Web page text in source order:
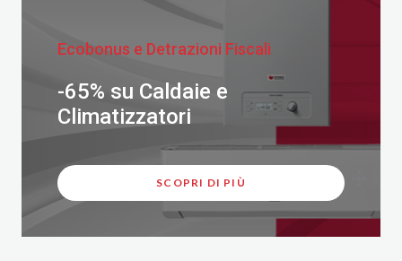
Ecobonus e Detrazioni Fiscali
-65% su Caldaie e
Climatizzatori
SCOPRI DI PIÙ